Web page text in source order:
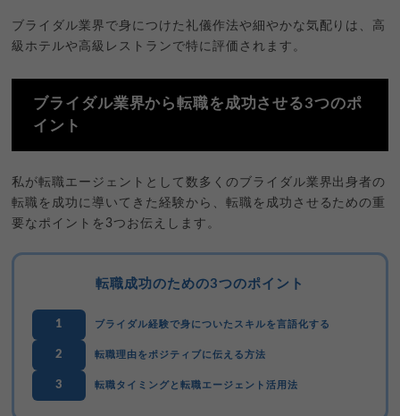
ブライダル業界で身につけた礼儀作法や細やかな気配りは、高
級ホテルや高級レストランで特に評価されます。
ブライダル業界から転職を成功させる3つのポ
イント
私が転職エージェントとして数多くのブライダル業界出身者の
転職を成功に導いてきた経験から、転職を成功させるための重
要なポイントを3つお伝えします。
転職成功のための3つのポイント
1 ブライダル経験で身についたスキルを言語化する
2 転職理由をポジティブに伝える方法
3 転職タイミングと転職エージェント活用法